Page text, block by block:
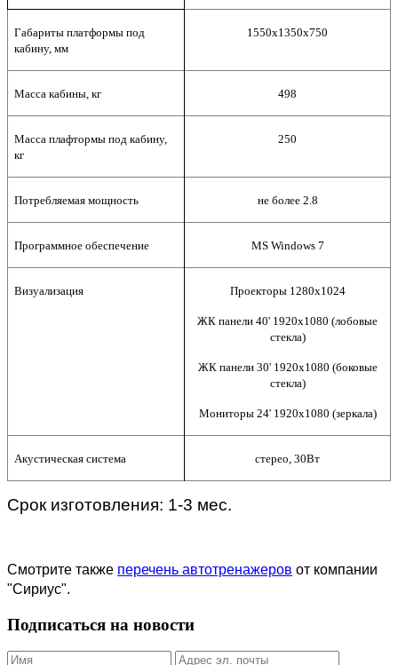
Габариты платформы под
кабину, мм
1550х1350х750
Масса кабины, кг 498
Масса плафтормы под кабину,
кг
250
Потребляемая мощность не более 2.8
Программное обеспечение MS Windows 7
Визуализация Проекторы1280х1024
ЖК панели 40' 1920х1080 (лобовые
стекла)
ЖК панели 30' 1920х1080 (боковые
стекла)
Мониторы 24' 1920х1080 (зеркала)
Акустическая система стерео, 30Вт
Срок изготовления: 1-3 мес.
Смотрите также перечень автотренажеров от компании
"Сириус".
Подписаться на новости